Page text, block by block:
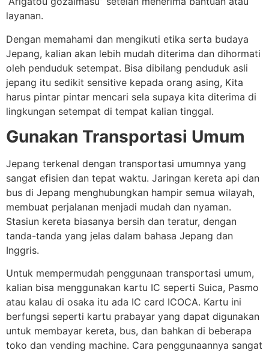
layanan.
Dengan memahami dan mengikuti etika serta budaya
Jepang, kalian akan lebih mudah diterima dan dihormati
oleh penduduk setempat. Bisa dibilang penduduk asli
jepang itu sedikit sensitive kepada orang asing, Kita
harus pintar pintar mencari sela supaya kita diterima di
lingkungan setempat di tempat kalian tinggal.
Gunakan Transportasi Umum
Jepang terkenal dengan transportasi umumnya yang
sangat efisien dan tepat waktu. Jaringan kereta api dan
bus di Jepang menghubungkan hampir semua wilayah,
membuat perjalanan menjadi mudah dan nyaman.
Stasiun kereta biasanya bersih dan teratur, dengan
tanda-tanda yang jelas dalam bahasa Jepang dan
Inggris.
Untuk mempermudah penggunaan transportasi umum,
kalian bisa menggunakan kartu IC seperti Suica, Pasmo
atau kalau di osaka itu ada IC card ICOCA. Kartu ini
berfungsi seperti kartu prabayar yang dapat digunakan
untuk membayar kereta, bus, dan bahkan di beberapa
toko dan vending machine. Cara penggunaannya sangat